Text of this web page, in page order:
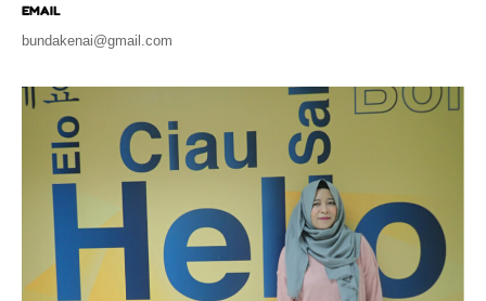
EMAIL
bundakenai@gmail.com